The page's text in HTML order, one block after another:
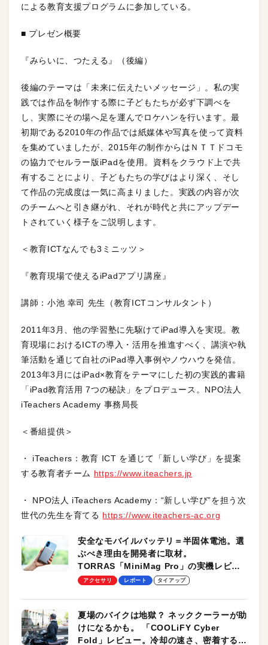
による教育支援プログラムに参加している。
■ プレゼン概要
『みらいに、つたえる』（後編）
後編のテーマは「未来に伝えたいメッセージ」。私の実
践では作品を制作する際に子どもたちが必ず下調べを
し、実際にその場へ足を運んでロケハンを行います。最
初期である2010年の作品では紙媒体や写真を使って資料
を集めていましたが、2015年の制作からはＮＴＴドコモ
の協力でセルラー版iPadを使用。資料をクラウド上で共
有することにより、子どもたちの学びはより深く、そし
て作品の完成度は一気に高まりました。実践の内容が次
のチームへと引き継がれ、それが時代と共にアップデー
トされていく様子をご説明します。
＜教育ICTなんでも3ミニッツ＞
『教育現場で使えるiPadアプリ講座』
講師：小池 幸司 先生（教育ICTコンサルタント）
2011年3月、他の学習塾に先駆けてiPad導入を実現。教
育現場におけるICTの導入・活用を推進すべく、講演や執
筆活動を通じて自社のiPad導入事例やノウハウを発信。
2013年3月にはiPad×教育をテーマにした初の実践的書籍
「iPad教育活用 7つの秘訣」をプロデュース。NPO法人
iTeachers Academy 事務局長
＜番組提供＞
・ iTeachers：教育 ICT を通じて「新しい学び」を提案
する教育者チーム https://www.iteachers.jp
・ NPO法人 iTeachers Academy：“新しい学び”を担う次
世代の先生を育てる https://www.iteachers-ac.org
安全なモバイルバッテリ＝半固体電池。選
ぶべき理由を開発者に取材。
TORRAS「MiniMag Pro」の実機レビュ
ーも
アクセサリ レポート タイアップ
夏場のバイクは地獄？ ネッククーラーが助
けになるかも。 「COOLiFY Cyber
Fold」レビュー。冷却の速さ、密着する冷